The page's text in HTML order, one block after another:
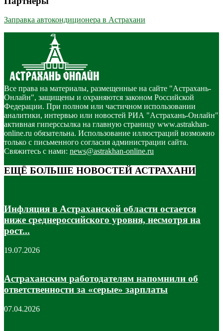
Заправка автокондиционера в Астрахани
Все права на материалы, размещенные на сайте "Астрахань-
Онлайн", защищены и охраняются законом Российской
Федерации. При полном или частичном использовании
аналитики, интервью или новостей РИА "Астрахань-Онлайн"
активная гиперссылка на главную страницу www.astrakhan-
online.ru обязательна. Использование иллюстраций возможно
только с письменного согласия администрации сайта.
Свяжитесь с нами: news@astrakhan-online.ru
ЕЩЁ БОЛЬШЕ НОВОСТЕЙ АСТРАХАНИ
Инфляция в Астраханской области остается
ниже среднероссийского уровня, несмотря на
рост...
19.07.2026
Астраханским работодателям напомнили об
ответственности за «серые» зарплаты
07.04.2026